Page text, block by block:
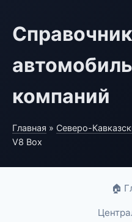
Справочник
компаний
Главная » Северо-
V8 Box
🏠